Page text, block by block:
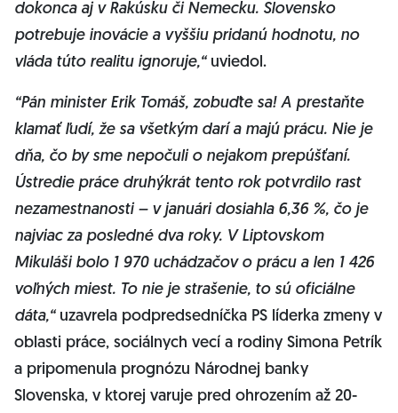
dokonca aj v Rakúsku či Nemecku. Slovensko
potrebuje inovácie a vyššiu pridanú hodnotu, no
vláda túto realitu ignoruje,“uviedol.
“Pán minister Erik Tomáš, zobuďte sa! A prestaňte
klamať ľudí, že sa všetkým darí a majú prácu. Nie je
dňa, čo by sme nepočuli o nejakom prepúšťaní.
Ústredie práce druhýkrát tento rok potvrdilo rast
nezamestnanosti – v januári dosiahla 6,36 %, čo je
najviac za posledné dva roky. V Liptovskom
Mikuláši bolo 1 970 uchádzačov o prácu a len 1 426
voľných miest. To nie je strašenie, to sú oficiálne
dáta,“uzavrela podpredsedníčka PS líderka zmeny v
oblasti práce, sociálnych vecí a rodiny Simona Petrík
a pripomenula prognózu Národnej banky
Slovenska, v ktorej varuje pred ohrozením až 20-